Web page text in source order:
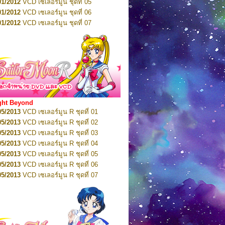
2016DVD เซเลอร์มูน คริสตัล VOL.7
2016DVD เซเลอร์มูน คริสตัล VOL.8
2017 DVD เซเลอร์มูน คริสตัล Box-Set
2012 VCD เซเลอร์มูน ชุดที่ 05
2012 VCD เซเลอร์มูน ชุดที่ 06
2012 VCD เซเลอร์มูน ชุดที่ 07
VCD เซเลอร์มูน ชุดที่ 08
VCD เซเลอร์มูน ชุดที่ 09
VCD เซเลอร์มูน ชุดที่ 10
2012VCD เซเลอร์มูน ชุดที่ 11
2012VCD เซเลอร์มูน ชุดที่ 12
2012VCD เซเลอร์มูน ชุดที่ 13
2012VCD เซเลอร์มูน ชุดที่ 14
2012 VCD เซเลอร์มูน ชุดที่ 15
VCD เซเลอร์มูน ชุดที่ 16
VCD เซเลอร์มูน ชุดที่ 17
VCD เซเลอร์มูน ชุดที่ 18
VCD เซเลอร์มูน ชุดที่ 19
VCD เซเลอร์มูน ชุดที่ 20
VCD เซเลอร์มูน ชุดที่ 21
VCD เซเลอร์มูน ชุดที่ 22
VCD เซเลอร์มูน ชุดที่ 23
DVD เซเลอร์มูน ชุดที่ 01
DVD เซเลอร์มูน ชุดที่ 02
2012 DVD เซเลอร์มูน ชุดที่ 03
Beyond
2013 VCD เซเลอร์มูน R ชุดที่ 01
2013 VCD เซเลอร์มูน R ชุดที่ 02
2013 VCD เซเลอร์มูน R ชุดที่ 03
2013 VCD เซเลอร์มูน R ชุดที่ 04
2013 VCD เซเลอร์มูน R ชุดที่ 05
2013 VCD เซเลอร์มูน R ชุดที่ 06
2013 VCD เซเลอร์มูน R ชุดที่ 07
VCD เซเลอร์มูน R ชุดที่ 08
VCD เซเลอร์มูน R ชุดที่ 09
VCD เซเลอร์มูน R ชุดที่ 10
2013
VCD เซเลอร์มูน R ชุดที่ 11